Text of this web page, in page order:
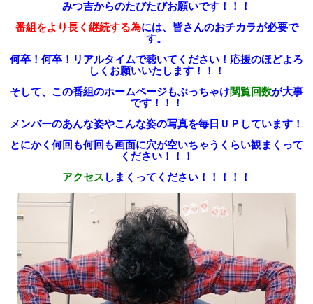
みつ吉からのたびたびお願いです！！！
番組をより長く継続する為には、皆さんのおチカラが必要で
す。
何卒！何卒！リアルタイムで聴いてください！ 応援のほどよろ
しくお願いいたします！！！
そして、この番組のホームページもぶっちゃけ閲覧回数が大事
です！！！
メンバーのあんな姿やこんな姿の写真を毎日ＵＰしています！
とにかく何回も何回も画面に穴が空いちゃうくらい観まくって
ください！！！
アクセス しまくってください！！！！！